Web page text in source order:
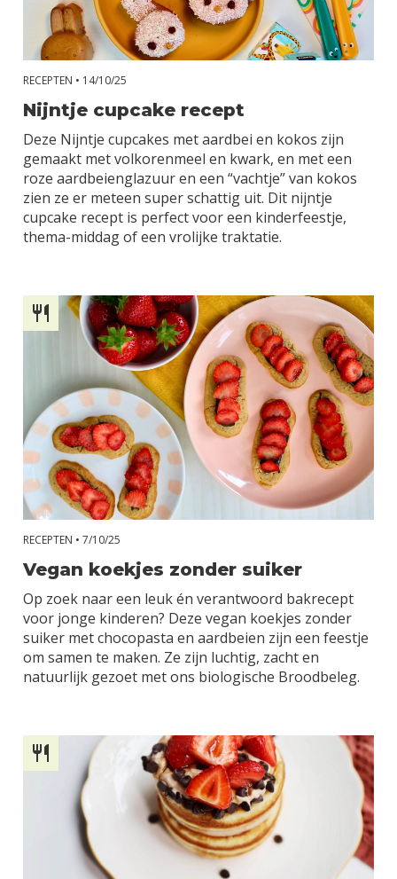
RECEPTEN • 14/10/25
Nijntje cupcake recept
Deze Nijntje cupcakes met aardbei en kokos zijn
gemaakt met volkorenmeel en kwark, en met een
roze aardbeienglazuur en een “vachtje” van kokos
zien ze er meteen super schattig uit. Dit nijntje
cupcake recept is perfect voor een kinderfeestje,
thema-middag of een vrolijke traktatie.
RECEPTEN • 7/10/25
Vegan koekjes zonder suiker
Op zoek naar een leuk én verantwoord bakrecept
voor jonge kinderen? Deze vegan koekjes zonder
suiker met chocopasta en aardbeien zijn een feestje
om samen te maken. Ze zijn luchtig, zacht en
natuurlijk gezoet met ons biologische Broodbeleg.